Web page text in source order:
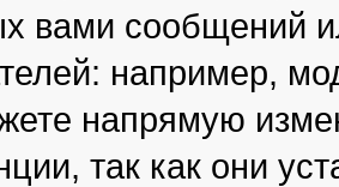
вами сообщений
например,
напрямую
так как они